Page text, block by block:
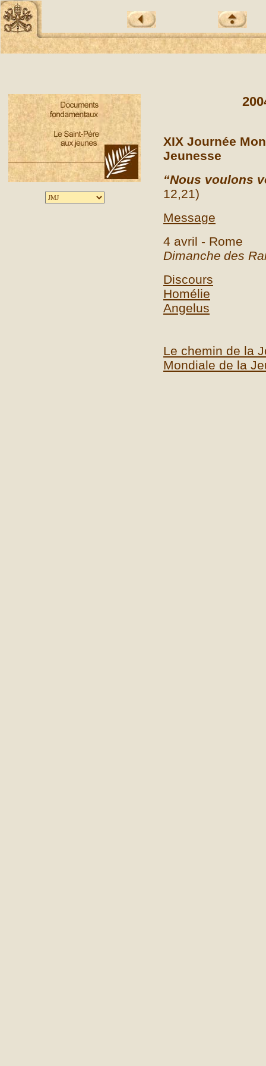
XIX Journée
Jeunesse
“Nous voulons
12,21)
Message
4 avril - Rome
Dimanche des
Discours
Homélie
Angelus
Le chemin de la
Mondiale de la